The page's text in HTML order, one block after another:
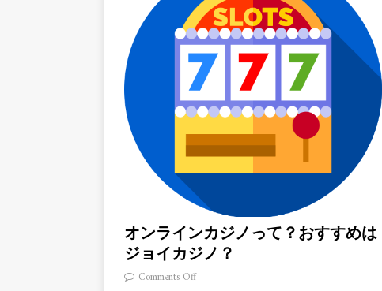
オンラインカジノって？おすすめは
ジョイカジノ？
Comments Off